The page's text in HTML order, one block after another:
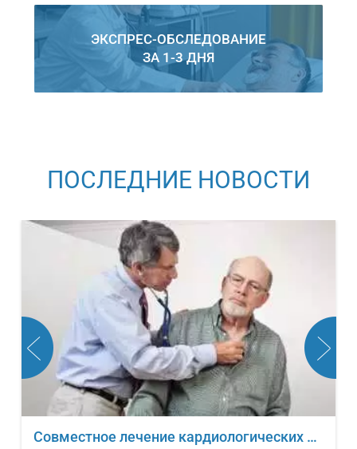
ЭКСПРЕС-ОБСЛЕДОВАНИЕ
ЗА 1-3 ДНЯ
ПОСЛЕДНИЕ НОВОСТИ
Совместное лечение кардиологических заболеваний и онкологических новообразований